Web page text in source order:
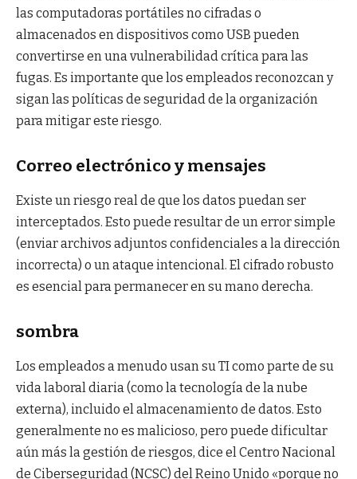
las computadoras portátiles no cifradas o
almacenados en dispositivos como USB pueden
convertirse en una vulnerabilidad crítica para las
fugas. Es importante que los empleados reconozcan y
sigan las políticas de seguridad de la organización
para mitigar este riesgo.
Correo electrónico y mensajes
Existe un riesgo real de que los datos puedan ser
interceptados. Esto puede resultar de un error simple
(enviar archivos adjuntos confidenciales a la dirección
incorrecta) o un ataque intencional. El cifrado robusto
es esencial para permanecer en su mano derecha.
sombra
Los empleados a menudo usan su TI como parte de su
vida laboral diaria (como la tecnología de la nube
externa), incluido el almacenamiento de datos. Esto
generalmente no es malicioso, pero puede dificultar
aún más la gestión de riesgos, dice el Centro Nacional
de Ciberseguridad (NCSC) del Reino Unido «porque no